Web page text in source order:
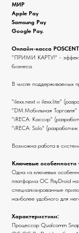
МИР
Apple Pay
Samsung Pay
Google Pay.
Онлайн-касса
"ПРИМИ КАРТУ!" -
бизнеса.
В числе поддерживаемых
"ilexx.next и ilexx.lite"
"DM.Мобильная
"iRECA: Кассир"
"iRECA: Solo"
Возможна работа в
Ключевые особенности
Одна из ключевых
платформа ОС PayDroid на
специализированные
наиболее удобного для
Характеристики:
Процессор Qualcomm